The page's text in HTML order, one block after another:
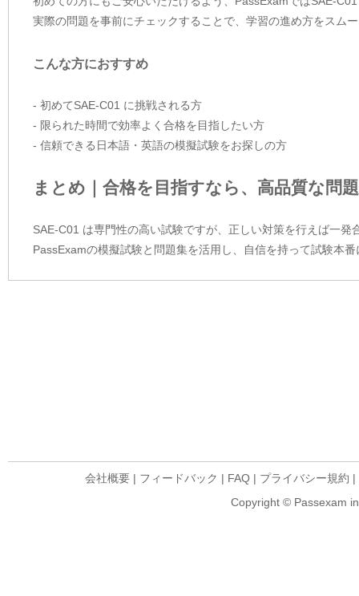
実際の問題を事前にチェックすることで、学習の進め方をスム
こんな方におすすめ
- 初めてSAE-C01 に挑戦される方
- 限られた時間で効率よく合格を目指したい方
- 信頼できる日本語・英語の模擬試験をお探しの方
まとめ｜合格を目指すなら、高品質な問
SAE-C01 は専門性の高い試験ですが、正しい対策を行えば一発
PassExamの模擬試験と問題集を活用し、自信を持って試験本
会社概要 | フィードバック | FAQ | プライバシー規約 |
Copyright © Passexam